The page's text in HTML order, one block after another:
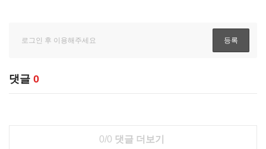
댓글 0
0/0 댓글 더보기